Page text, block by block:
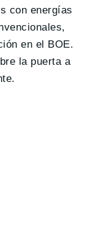
con energías
en el BOE.
la puerta a